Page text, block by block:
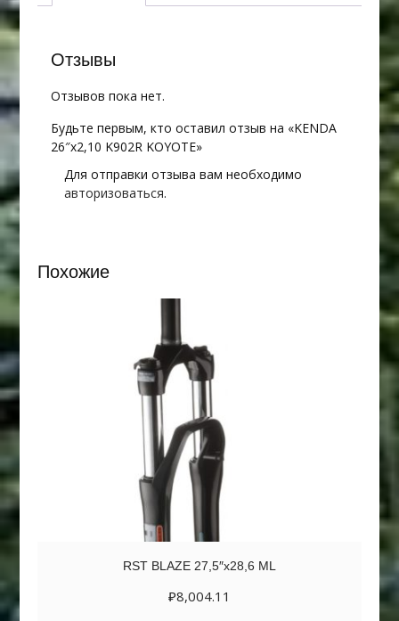
Отзывы
Отзывов пока нет.
Будьте первым, кто оставил отзыв на «KENDA
26″х2,10 K902R KOYOTE»
Для отправки отзыва вам необходимо
авторизоваться.
Похожие
RST BLAZE 27,5″х28,6 ML
₽8,004.11